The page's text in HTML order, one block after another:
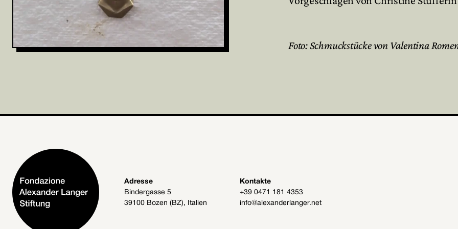
Foto: Schmuckstücke von Valentina
Adresse
Bindergasse 5
39100 Bozen (BZ), Italien
Kontakte
+39 0471 181 4353
info@alexanderlanger.net